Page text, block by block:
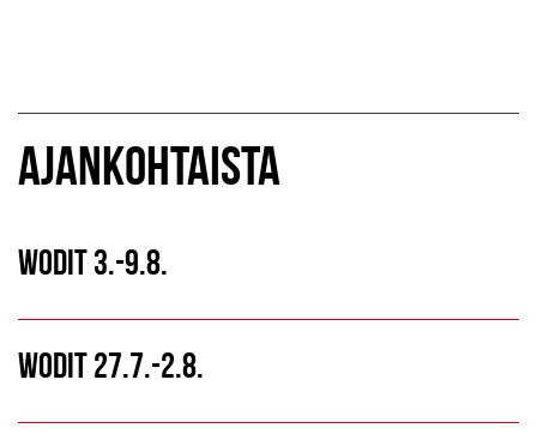
AJANKOHTAISTA
WODIT 3.-9.8.
WODIT 27.7.-2.8.